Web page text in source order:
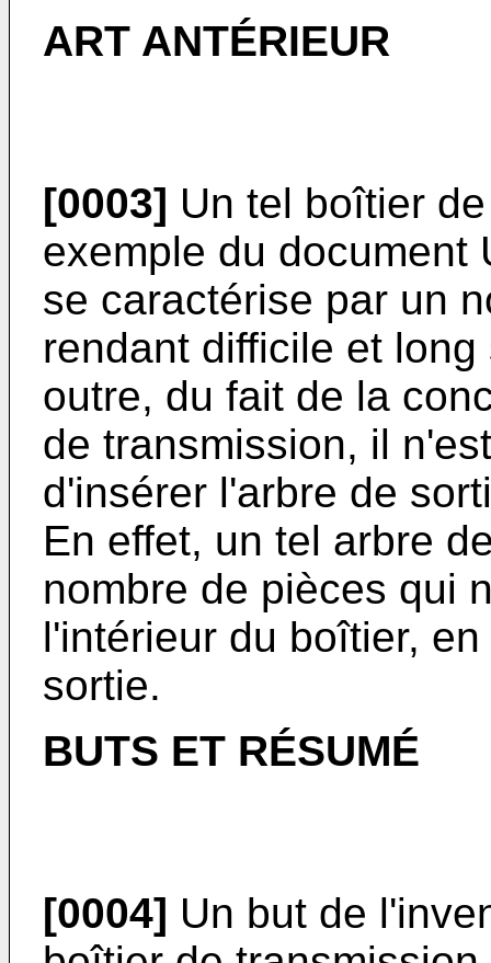
ART ANTÉRIEUR
[0003] Un tel boîtier
exemple du document
se caractérise par un
rendant difficile et
outre, du fait de la
de transmission, il
d'insérer l'arbre de
En effet, un tel arbre
nombre de pièces qui
l'intérieur du boîtier,
sortie.
BUTS ET RÉSUMÉ
[0004] Un but de